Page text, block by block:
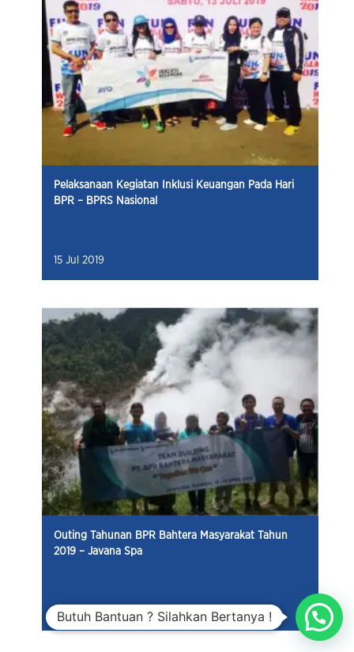
Pelaksanaan Kegiatan Inklusi Keuangan Pada Hari
BPR – BPRS Nasional
15 Jul 2019
Outing Tahunan BPR Bahtera Masyarakat Tahun
2019 – Javana Spa
20 Apr 2019
Butuh Bantuan ? Silahkan Bertanya !